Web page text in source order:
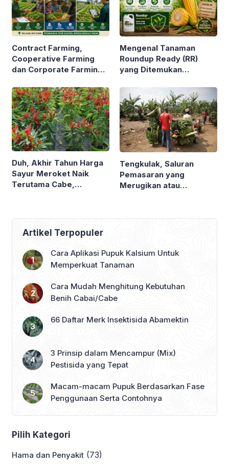
Contract Farming,
Cooperative Farming
dan Corporate Farming.
Dengar. Tapi Apa Beda
Ketiganya ?
Mengenal Tanaman
Roundup Ready (RR)
yang Ditemukan
MONSANTO. Tak Mati
Meski Disemprot
Herbisida ?
Duh, Akhir Tahun Harga
Sayur Meroket Naik
Terutama Cabe,
Tengkulak, Saluran
Pemasaran yang
Merugikan atau
Resiko Jadi Tengkulak
Artikel Terpopuler
Cara Aplikasi Pupuk Kalsium Untuk
Memperkuat Tanaman
Cara Mudah Menghitung Kebutuhan
Benih Cabai/Cabe
66 Daftar Merk Insektisida Abamektin
3 Prinsip dalam Mencampur (Mix)
Pestisida yang Tepat
Macam-macam Pupuk Berdasarkan Fase
Penggunaan Serta Contohnya
Pilih Kategori
Hama dan Penyakit (73)